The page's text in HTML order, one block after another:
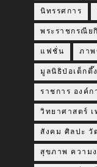
นิทรรศการ
พระราชกรณีย
แฟชั่น ภา
มูลนิธิป่อเต็กตึ๊ง
ราชการ องค์
วิทยาศาสตร์
สังคม ศิลปะ วั
สุขภาพ ความ